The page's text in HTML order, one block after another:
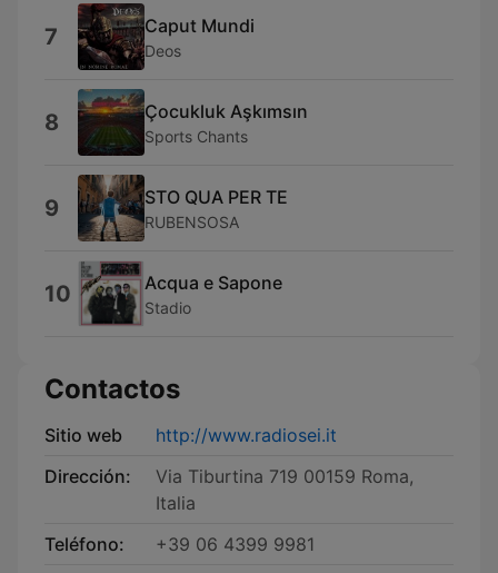
7 Caput Mundi
Deos
8 Çocukluk Aşkımsın
Sports Chants
9 STO QUA PER TE
RUBENSOSA
10 Acqua e Sapone
Stadio
Contactos
Sitio web
http://www.radiosei.it
Dirección:
Via Tiburtina 719 00159 Roma,
Italia
Teléfono:
+39 06 4399 9981